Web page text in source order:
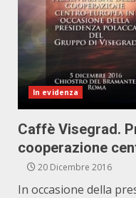
In evidenza
Caffè Visegrad.
cooperazione
20 Dicembre 2016
In occasione della